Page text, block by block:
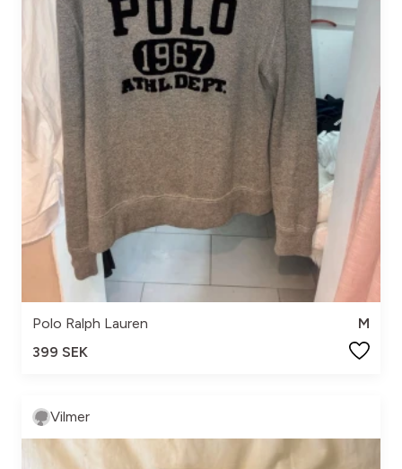
Polo Ralph Lauren
M
399 SEK
Vilmer